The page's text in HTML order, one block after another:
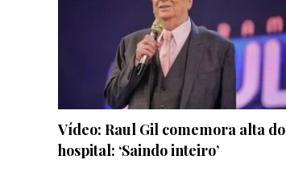
Vídeo: Raul Gil comemora alta do
hospital: ‘Saindo inteiro’